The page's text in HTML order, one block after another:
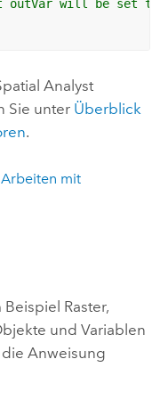
outVar will be set to
Analyst
Sie unter Überblick
.
mit
Raster,
und Variablen
Anweisung